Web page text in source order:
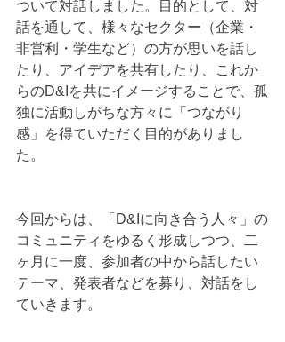
ついて対話しました。目的として、対
話を通して、様々なセクター（企業・
非営利・学生など）の方が思いを話し
たり、アイデアを共有したり、これか
らのD&Iを共にイメージすることで、孤
独に活動しがちな方々に「つながり
感」を得ていただく目的がありまし
た。
今回からは、「D&Iに向き合う人々」の
コミュニティをゆるく形成しつつ、二
ヶ月に一度、参加者の中から話したい
テーマ、発表者などを募り、対話をし
ていきます。